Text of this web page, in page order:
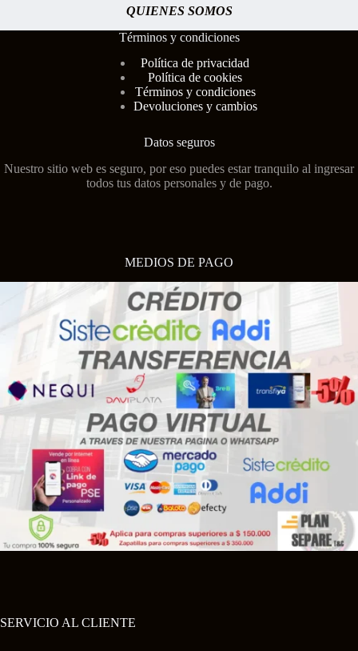
QUIENES SOMOS
Términos y condiciones
Política de privacidad
Política de cookies
Términos y condiciones
Devoluciones y cambios
Datos seguros
Nuestro sitio web es seguro, por eso puedes estar tranquilo al ingresar
todos tus datos personales y de pago.
MEDIOS DE PAGO
SERVICIO AL CLIENTE